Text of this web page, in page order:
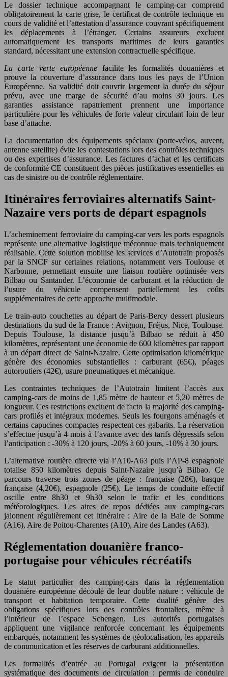
Le dossier technique accompagnant le camping-car comprend
obligatoirement la carte grise, le certificat de contrôle technique en
cours de validité et l’attestation d’assurance couvrant spécifiquement
les déplacements à l’étranger. Certains assureurs excluent
automatiquement les transports maritimes de leurs garanties
standard, nécessitant une extension contractuelle spécifique.
La carte verte européenne facilite les formalités douanières et
prouve la couverture d’assurance dans tous les pays de l’Union
Européenne. Sa validité doit couvrir largement la durée du séjour
prévu, avec une marge de sécurité d’au moins 30 jours. Les
garanties assistance rapatriement prennent une importance
particulière pour les véhicules de forte valeur circulant loin de leur
base d’attache.
La documentation des équipements spéciaux (porte-vélos, auvent,
antenne satellite) évite les contestations lors des contrôles techniques
ou des expertises d’assurance. Les factures d’achat et les certificats
de conformité CE constituent des pièces justificatives essentielles en
cas de sinistre ou de contrôle réglementaire.
Itinéraires ferroviaires alternatifs Saint-
Nazaire vers ports de départ espagnols
L’acheminement ferroviaire du camping-car vers les ports espagnols
représente une alternative logistique méconnue mais techniquement
réalisable. Cette solution mobilise les services d’Autotrain proposés
par la SNCF sur certaines relations, notamment vers Toulouse et
Narbonne, permettant ensuite une liaison routière optimisée vers
Bilbao ou Santander. L’économie de carburant et la réduction de
l’usure du véhicule compensent partiellement les coûts
supplémentaires de cette approche multimodale.
Le train-auto couchettes au départ de Paris-Bercy dessert plusieurs
destinations du sud de la France : Avignon, Fréjus, Nice, Toulouse.
Depuis Toulouse, la distance jusqu’à Bilbao se réduit à 450
kilomètres, représentant une économie de 600 kilomètres par rapport
à un départ direct de Saint-Nazaire. Cette optimisation kilométrique
génère des économies substantielles : carburant (65€), péages
autoroutiers (42€), usure pneumatiques et mécanique.
Les contraintes techniques de l’Autotrain limitent l’accès aux
camping-cars de moins de 1,85 mètre de hauteur et 5,20 mètres de
longueur. Ces restrictions excluent de facto la majorité des camping-
cars profilés et intégraux modernes. Seuls les fourgons aménagés et
certains capucines compactes respectent ces gabarits. La réservation
s’effectue jusqu’à 4 mois à l’avance avec des tarifs dégressifs selon
l’anticipation : -30% à 120 jours, -20% à 60 jours, -10% à 30 jours.
L’alternative routière directe via l’A10-A63 puis l’AP-8 espagnole
totalise 850 kilomètres depuis Saint-Nazaire jusqu’à Bilbao. Ce
parcours traverse trois zones de péage : française (28€), basque
française (4,20€), espagnole (25€). Le temps de conduite effectif
oscille entre 8h30 et 9h30 selon le trafic et les conditions
météorologiques. Les aires de repos dédiées aux camping-cars
jalonnent régulièrement cet itinéraire : Aire de la Baie de Somme
(A16), Aire de Poitou-Charentes (A10), Aire des Landes (A63).
Réglementation douanière franco-
portugaise pour véhicules récréatifs
Le statut particulier des camping-cars dans la réglementation
douanière européenne découle de leur double nature : véhicule de
transport et habitation temporaire. Cette dualité génère des
obligations spécifiques lors des contrôles frontaliers, même à
l’intérieur de l’espace Schengen. Les autorités portugaises
appliquent une vigilance renforcée concernant les équipements
embarqués, notamment les systèmes de géolocalisation, les appareils
de communication et les réserves de carburant additionnelles.
Les formalités d’entrée au Portugal exigent la présentation
systématique des documents de circulation : permis de conduire